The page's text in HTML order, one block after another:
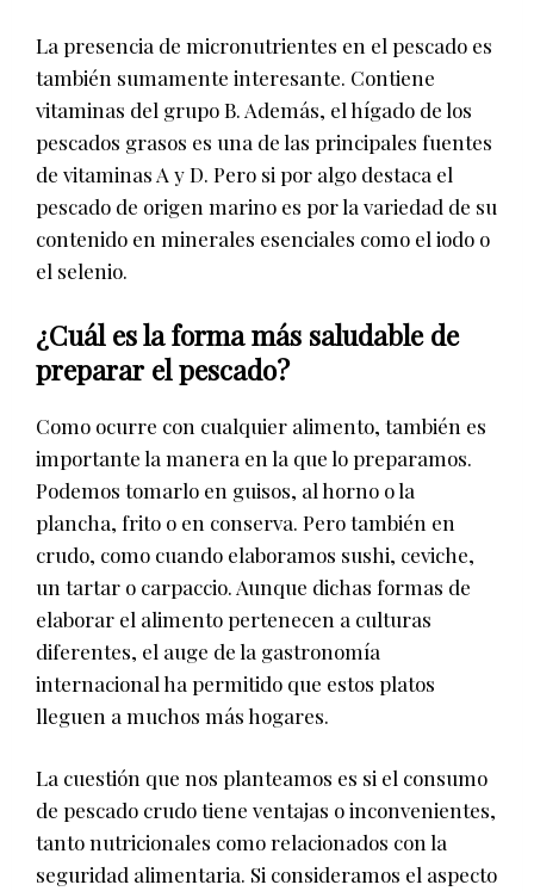
La presencia de micronutrientes en el pescado es
también sumamente interesante. Contiene
vitaminas del grupo B. Además, el hígado de los
pescados grasos es una de las principales fuentes
de vitaminas A y D. Pero si por algo destaca el
pescado de origen marino es por la variedad de su
contenido en minerales esenciales como el iodo o
el selenio.
¿Cuál es la forma más saludable de
preparar el pescado?
Como ocurre con cualquier alimento, también es
importante la manera en la que lo preparamos.
Podemos tomarlo en guisos, al horno o la
plancha, frito o en conserva. Pero también en
crudo, como cuando elaboramos sushi, ceviche,
un tartar o carpaccio. Aunque dichas formas de
elaborar el alimento pertenecen a culturas
diferentes, el auge de la gastronomía
internacional ha permitido que estos platos
lleguen a muchos más hogares.
La cuestión que nos planteamos es si el consumo
de pescado crudo tiene ventajas o inconvenientes,
tanto nutricionales como relacionados con la
seguridad alimentaria. Si consideramos el aspecto